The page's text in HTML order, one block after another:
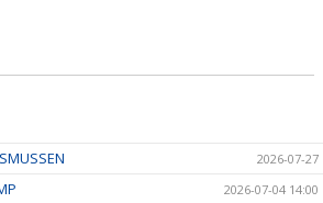
2026-07-27
2026-07-04 14:00